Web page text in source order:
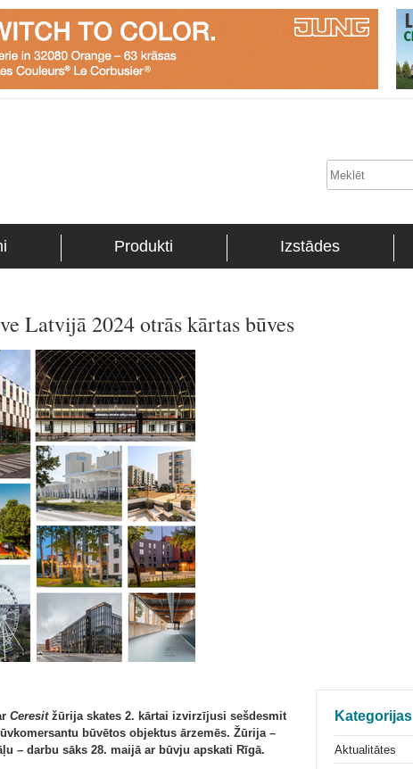
Produkti Izstādes
Latvijā 2024 otrās kārtas būves
Ceresit žūrija skates 2. kārtai izvirzījusi sešdesmit
būvētos objektus ārzemēs. Žūrija –
– darbu sāks 28. maijā ar būvju apskati Rīgā.
Kategorijas
Aktualitātes